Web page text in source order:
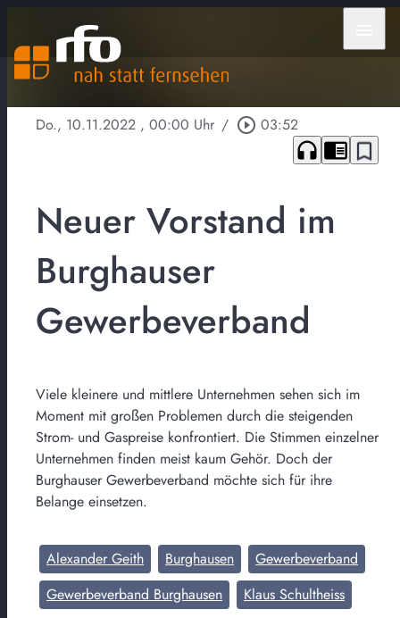
Do., 10.11.2022 , 00:00 Uhr / play_circle_outline 03:52
headphones chrome_reader_mode bookmark_border
Neuer Vorstand im
Burghauser
Gewerbeverband
Viele kleinere und mittlere Unternehmen sehen sich im
Moment mit großen Problemen durch die steigenden
Strom- und Gaspreise konfrontiert. Die Stimmen einzelner
Unternehmen finden meist kaum Gehör. Doch der
Burghauser Gewerbeverband möchte sich für ihre
Belange einsetzen.
Alexander Geith Burghausen
Gewerbeverband
Gewerbeverband Burghausen
Klaus Schultheiss